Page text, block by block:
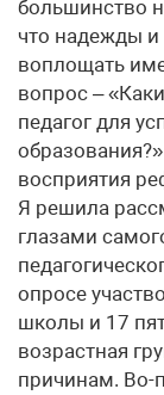
большинство
что надежды и
воплощать
вопрос –
педагог для
восприятия
Я решила
глазами
опросе
школы и 17
возрастная
причинам. Во-